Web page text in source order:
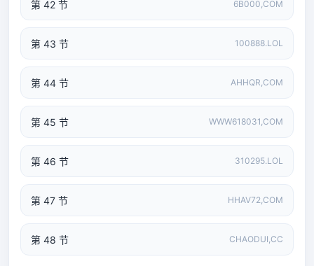
第 42 节 6B000,COM
第 43 节 100888.LOL
第 44 节 AHHQR,COM
第 45 节 WWW618031,COM
第 46 节 310295.LOL
第 47 节 HHAV72,COM
第 48 节 CHAODUI,CC